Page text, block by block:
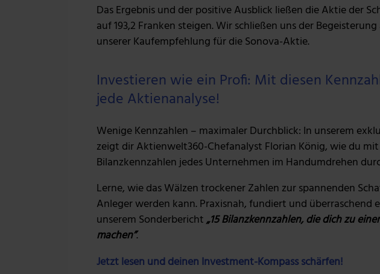
Das Ergebnis und der positive Ausblick ließen die Aktie der
auf 193,2 Franken steigen. Wir schließen uns der
unserer Kaufempfehlung für die Sonova-Aktie.
Investieren wie ein Profi: Mit diesen
jede Aktienanalyse!
Wenige Kennzahlen – maximaler Durchblick: In unserem
zeigt dir Aktienwelt360-Chefanalyst Florian König, wie du
Bilanzkennzahlen jedes Unternehmen im Handumdrehen
Lerne, wie das Wälzen trockener Zahlen zur spannenden
Anleger werden kann. Praxisnah, fundiert und überraschend
unserem Sonderbericht„15 Bilanzkennzahlen, die dich zu
machen”.
Jetzt lesen und deinen Investment-Kompass schärfen!